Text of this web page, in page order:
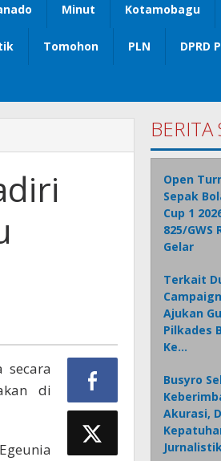
Minut Kotamobagu
Tomohon PLN DPRD
secara
di
BERITA
Open
Sepak
Cup 1
825/GWS
Gelar
Terkait
Ajukan
Pilkades
Ke…
Busyro
Akurasi,